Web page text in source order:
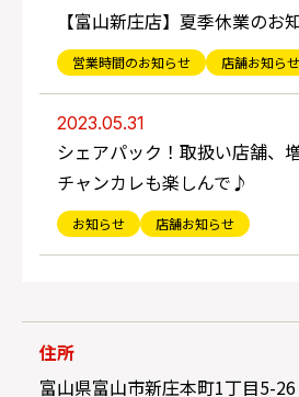
住所
富山県富山市新庄本町1丁目5-26
【富山新庄店】夏季休業のお
営業時間のお知らせ 店舗お知らせ
2023.05.31
シェアパック！取扱い店舗、
チャンカレも楽しんで♪
お知らせ 店舗お知らせ